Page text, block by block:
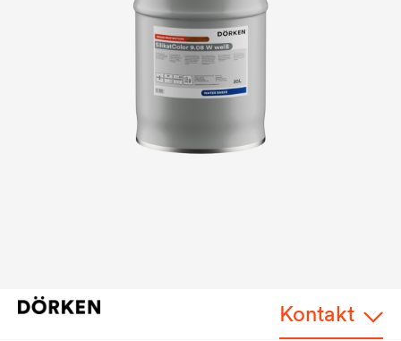
Kontakt